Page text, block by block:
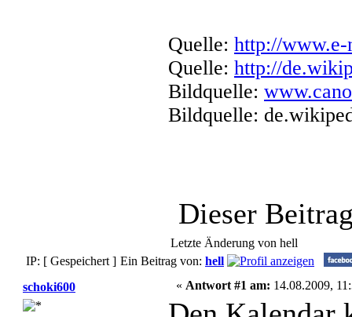
Quelle: http://www.e-
Quelle: http://
Bildquelle:
Bildquelle:
Dieser
Letzte Änderung von hell
IP: [ Gespeichert ] Ein Beitrag von: hell
schoki600
« Antwort #1 am: 14.08.2009,